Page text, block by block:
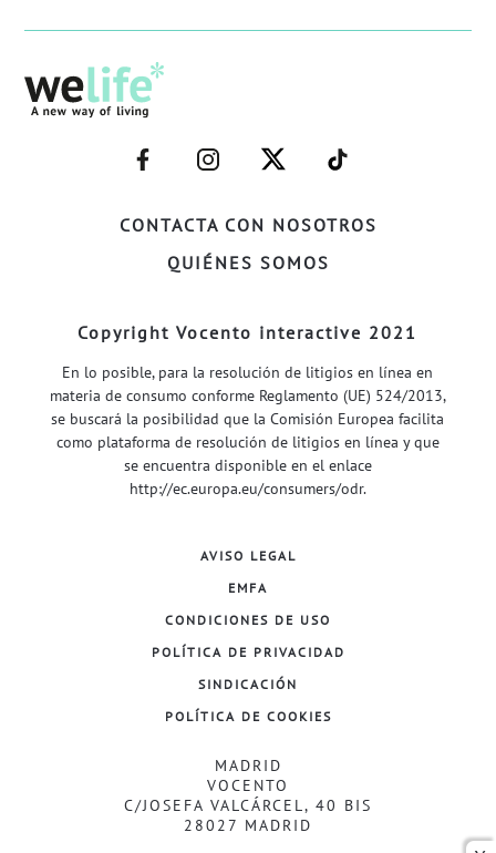
CONTACTA CON NOSOTROS
QUIÉNES SOMOS
–
FACEBOOK–
–
INSTAGRAM–
–
TWITTER–
–
WELIFE–
Copyright Vocento interactive 2021
En lo posible, para la resolución de litigios en línea en
materia de consumo conforme Reglamento (UE) 524/2013,
se buscará la posibilidad que la Comisión Europea facilita
como plataforma de resolución de litigios en línea y que
se encuentra disponible en el enlace
http://ec.europa.eu/consumers/odr.
AVISO LEGAL
EMFA
CONDICIONES DE USO
POLÍTICA DE PRIVACIDAD
SINDICACIÓN
POLÍTICA DE COOKIES
MADRID
VOCENTO
C/JOSEFA VALCÁRCEL, 40 BIS
28027 MADRID